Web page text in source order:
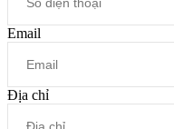
Email
Địa chỉ